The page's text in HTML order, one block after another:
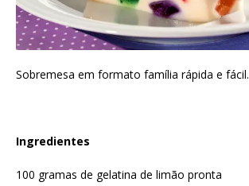
Sobremesa em formato família rápida e fácil.
Ingredientes
100 gramas de gelatina de limão pronta